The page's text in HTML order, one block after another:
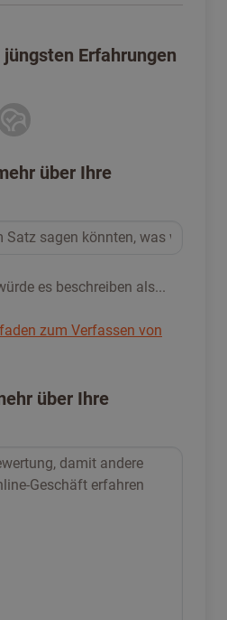
Erfahrungen
über Ihre
es beschreiben als...
zum Verfassen von
über Ihre